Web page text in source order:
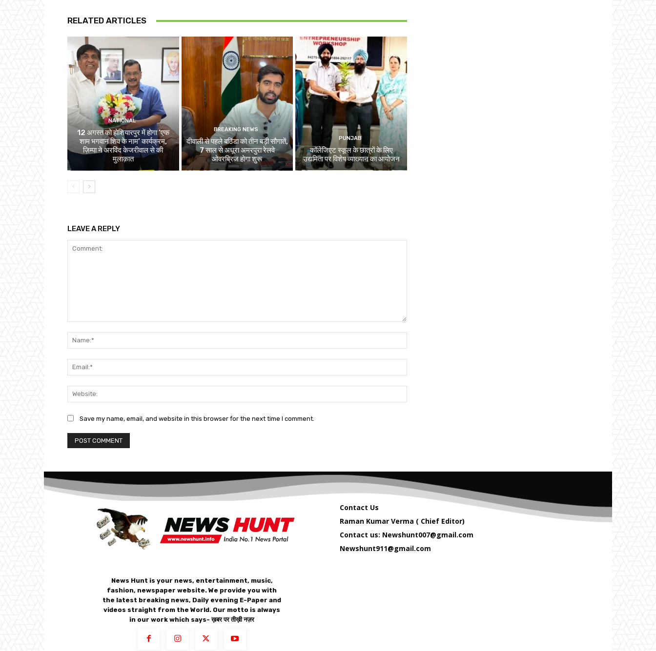
RELATED ARTICLES
NATIONAL
12 अगस्त को होशियारपुर में होगा ‘एक
शाम भगवान शिव के नाम’ कार्यक्रम,
ज़िम्पा ने अरविंद केजरीवाल से की
मुलाक़ात
BREAKING NEWS
दीवाली से पहले बठिंडा को तीन बड़ी सौगातें,
7 साल से अधूरा अमरपुरा रेलवे
ओवरब्रिज होगा शुरू
PUNJAB
कॉलेजिएट स्कूल के छात्रों के लिए
उद्यमिता पर विशेष व्याख्यान का आयोजन
LEAVE A REPLY
Save my name, email, and website in this browser for the next time I comment.
News Hunt is your news, entertainment, music,
fashion, newspaper website. We provide you with
the latest breaking news, Daily evening E-Paper and
videos straight from the World. Our motto is always
in our work which says- ख़बर पर तीख़ी नज़र
Contact Us
Raman Kumar Verma ( Chief Editor)
Contact us: Newshunt007@gmail.com
Newshunt911@gmail.com